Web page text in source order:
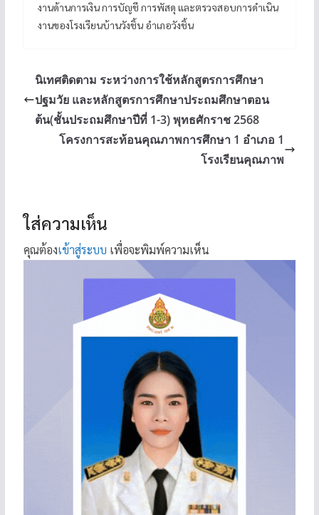
งานด้านการเงิน การบัญชี การพัสดุ และตรวจสอบการดำเนิน
งานของโรงเรียนบ้านวังชิ้น อำเภอวังชิ้น
นิเทศติดตาม ระหว่างการใช้หลักสูตรการศึกษา
ปฐมวัย และหลักสูตรการศึกษาประถมศึกษาตอน
ต้น(ชั้นประถมศึกษาปีที่ 1-3) พุทธศักราช 2568
โครงการสะท้อนคุณภาพการศึกษา 1 อำเภอ 1
โรงเรียนคุณภาพ
ใส่ความเห็น
คุณต้องเข้าสู่ระบบ เพื่อจะพิมพ์ความเห็น